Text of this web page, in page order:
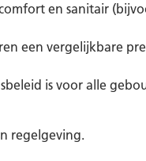
en sanitair
een vergelijkbare
is voor alle
regelgeving.